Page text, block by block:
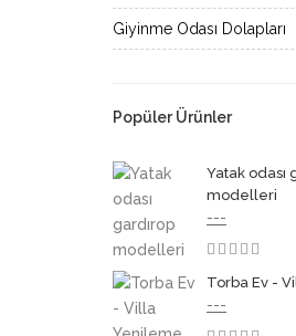
Giyinme Odası Dolapları
Popüler Ürünler
Yatak odası
modelleri
---
3.50
Torba Ev -
---